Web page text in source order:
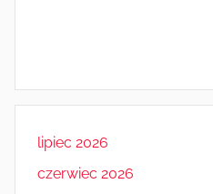
lipiec 2026
czerwiec 2026